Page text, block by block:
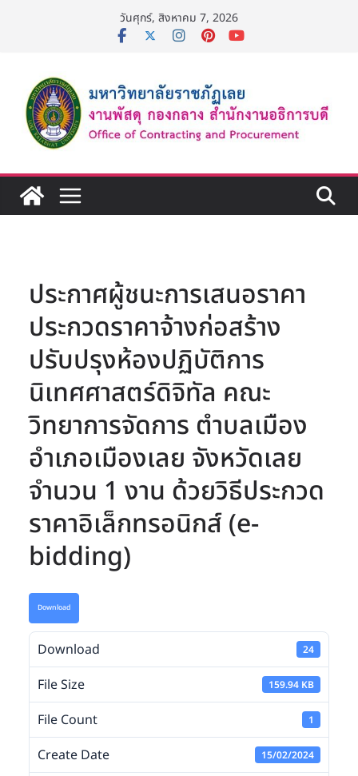
วันศุกร์, สิงหาคม 7, 2026
ประกาศผู้ชนะการเสนอราคา
ประกวดราคาจ้างก่อสร้าง
ปรับปรุงห้องปฏิบัติการ
นิเทศศาสตร์ดิจิทัล คณะ
วิทยาการจัดการ ตำบลเมือง
อำเภอเมืองเลย จังหวัดเลย
จำนวน 1 งาน ด้วยวิธีประกวด
ราคาอิเล็กทรอนิกส์ (e-
bidding)
Download
Download 24
File Size 159.94 KB
File Count 1
Create Date 15/02/2024